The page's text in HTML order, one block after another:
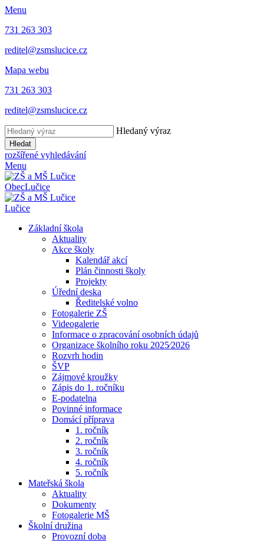
Menu
731 263 303
reditel@zsmslucice.cz
Mapa webu
731 263 303
reditel@zsmslucice.cz
Hledaný výraz
Hledat
rozšířené vyhledávání
Menu
ObecLučice
Lučice
Základní škola
Aktuality
Akce školy
Kalendář akcí
Plán činnosti školy
Projekty
Úřední deska
Ředitelské volno
Fotogalerie ZŠ
Videogalerie
Informace o zpracování osobních údajů
Organizace školního roku 2025⁄2026
Rozvrh hodin
ŠVP
Zájmové kroužky
Zápis do 1. ročníku
E-podatelna
Povinné informace
Domácí příprava
1. ročník
2. ročník
3. ročník
4. ročník
5. ročník
Mateřská škola
Aktuality
Dokumenty
Fotogalerie MŠ
Školní družina
Provozní doba